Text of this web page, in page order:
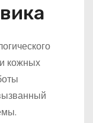
кожных